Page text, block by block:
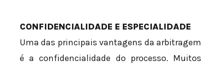
CONFIDENCIALIDADE E ESPECIALIDADE
Uma das principais vantagens da arbitragem
é a confidencialidade do processo. Muitos